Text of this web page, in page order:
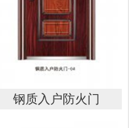
钢质入户防火门